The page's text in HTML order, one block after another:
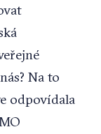
Na to
odpovídala